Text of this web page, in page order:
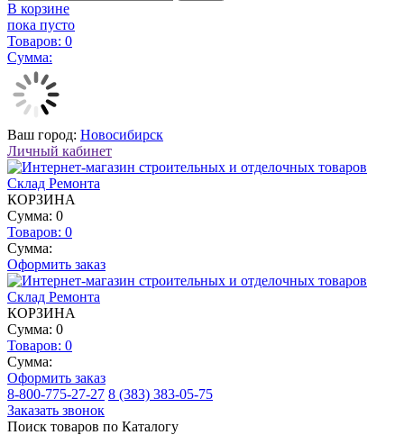
В корзине
пока пусто
Товаров: 0
Сумма:
Ваш город: Новосибирск
Личный кабинет
КОРЗИНА
Сумма: 0
Товаров: 0
Сумма:
Оформить заказ
КОРЗИНА
Сумма: 0
Товаров: 0
Сумма:
Оформить заказ
8-800-775-27-27 8 (383) 383-05-75
Заказать звонок
Поиск товаров по Каталогу